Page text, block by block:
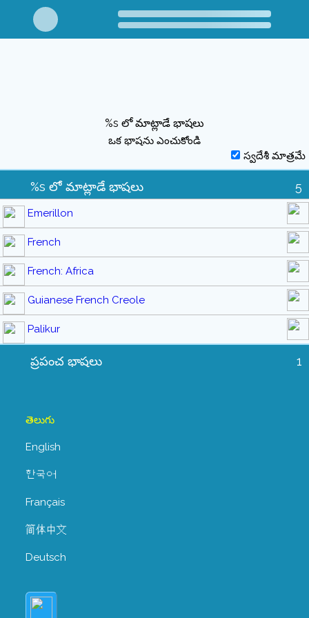
%s లో మాట్లాడే భాషలు
ఒక భాషను ఎంచుకోండి
స్వదేశీ మాత్రమే
%s లో మాట్లాడే భాషలు 5
Emerillon
French
French: Africa
Guianese French Creole
Palikur
ప్రపంచ భాషలు 1
తెలుగు
English
한국어
Français
简体中文
Deutsch